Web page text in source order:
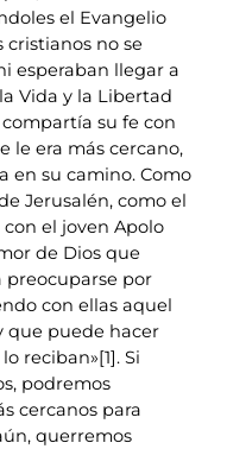
el Evangelio
cristianos no se
esperaban llegar a
Vida y la Libertad
su fe con
le era más cercano,
en su camino. Como
Jerusalén, como el
el joven Apolo
de Dios que
preocuparse por
con ellas aquel
que puede hacer
reciban»[1]. Si
podremos
cercanos para
querremos